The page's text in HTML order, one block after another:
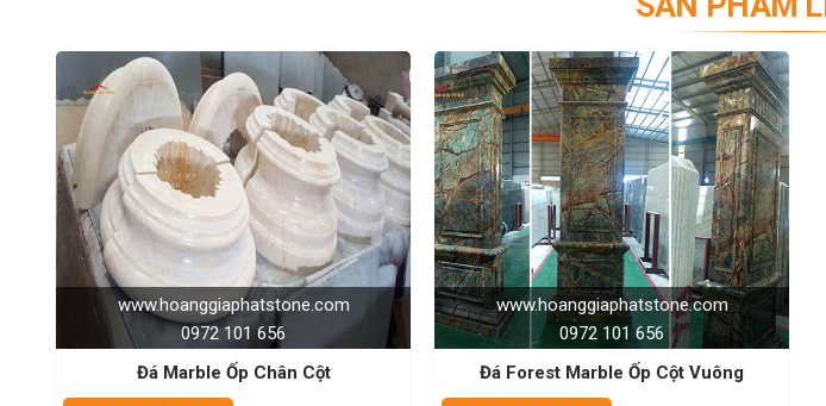
giàu kinh nghiệm. Bởi đá có khả năng vượt trội chống thấm, chịu nhiệt cực tốt sẽ đem đến cho
những hạng mục thi công có tuổi thọ lớn,bền và đẹp với thời gian.Một ngôi nhà đẳng cấp đi
cấp,thợ tay nghề điêu luyện,chuyên nghiệp..
Có thể ốp cột đá cho nhiều vị trí khác nhau trong không gian ngôi nhà
ốp cột trong nhà: được ốp trong không gian sang trọng bậc nhất,trong không gian nhà rộng như
mại,biệt thự vila...
ốp cột sảnh,hiên: sử dụng cột tròn hoặc cột vuông ốp đá nhiều cho hiên nhà,sảnh nhà nổi bật
bên ngoài ,kiến trúc toàn bộ ngôi nhà
ốp trụ cổng,sân vườn: trụ cổng ốp cột đá,sân vườn đá ,đa số ốp cột vuông và dòng đá
chuộng.Nó mang lại không gian ngoà trới sự tráng lệ khi kết hợp với cổng sắt hoặc nhôm đúc của
kho đá hoàng gia phát là nơi quý khách tin tưởng..trao cho những ý tưởng để thành
NIỀM TIN CỦA KHÁCH LÀ HẠNH PHÚC CỦA CHÚNG TÔI - HÂN HẠNH
ĐƯỢC PHỤC VỤ QUÝ KHÁCH – HOTLINE: 0972101656 - 0946916986
www.hoanggiaphatstone.com
0972 101 656
Đá Marble Ốp Chân Cột
www.hoanggiaphatstone.com
0972 101 656
Đá Forest Marble Ốp Cột Vuông